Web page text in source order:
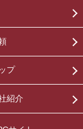
プ
紹介